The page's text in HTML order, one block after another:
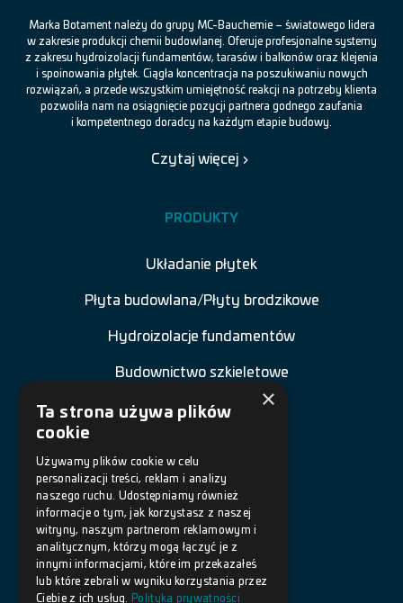
Marka Botament należy do grupy MC-Bauchemie – światowego lidera
w zakresie produkcji chemii budowlanej. Oferuje profesjonalne systemy
z zakresu hydroizolacji fundamentów, tarasów i balkonów oraz klejenia
i spoinowania płytek. Ciągła koncentracja na poszukiwaniu nowych
rozwiązań, a przede wszystkim umiejętność reakcji na potrzeby klienta
pozwoliła nam na osiągnięcie pozycji partnera godnego zaufania
i kompetentnego doradcy na każdym etapie budowy.
Czytaj więcej
PRODUKTY
Układanie płytek
Płyta budowlana/Płyty brodzikowe
Hydroizolacje fundamentów
Budownictwo szkieletowe
Renowacja budowli
Posadzki żywiczne
Akcesoria
DOKUMENTY
×
Ta strona używa plików
cookie
Używamy plików cookie w celu
personalizacji treści, reklam i analizy
naszego ruchu. Udostępniamy również
informacje o tym, jak korzystasz z naszej
witryny, naszym partnerom reklamowym i
analitycznym, którzy mogą łączyć je z
innymi informacjami, które im przekazałeś
lub które zebrali w wyniku korzystania przez
Ciebie z ich usług.
Polityka prywatności